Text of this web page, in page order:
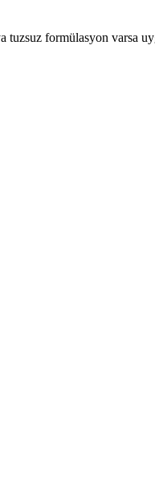
formülasyon varsa